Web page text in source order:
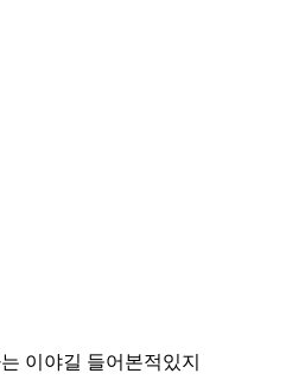
이야길 들어본적있지